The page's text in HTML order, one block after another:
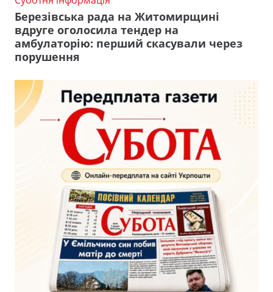
Березівська рада на Житомирщині
вдруге оголосила тендер на
амбулаторію: перший скасували через
порушення